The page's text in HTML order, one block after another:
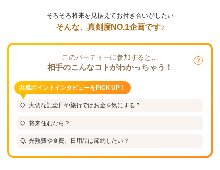
そろそろ将来を見据えてお付き合いがしたい
そんな、真剣度NO.1企画です♪
このパーティーに参加すると…
相手のこんなコトがわかっちゃう！
共感ポイントインタビューをPICK UP！
大切な記念日や旅行ではお金を気にする？
将来住むなら？
光熱費や食費、日用品は節約したい？